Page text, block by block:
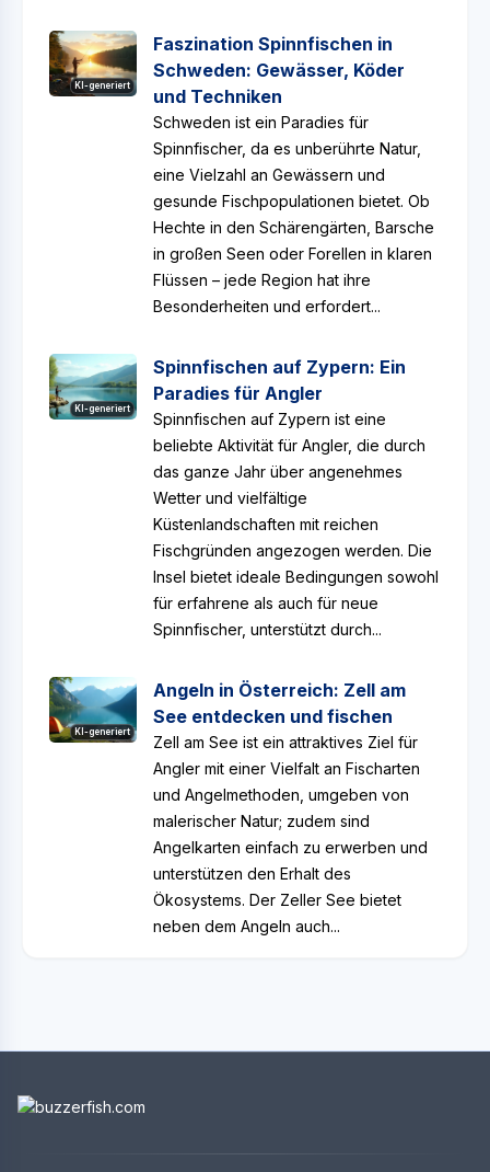
KI-generiert
Faszination Spinnfischen in
Schweden: Gewässer, Köder
und Techniken
Schweden ist ein Paradies für
Spinnfischer, da es unberührte Natur,
eine Vielzahl an Gewässern und
gesunde Fischpopulationen bietet. Ob
Hechte in den Schärengärten, Barsche
in großen Seen oder Forellen in klaren
Flüssen – jede Region hat ihre
Besonderheiten und erfordert...
KI-generiert
Spinnfischen auf Zypern: Ein
Paradies für Angler
Spinnfischen auf Zypern ist eine
beliebte Aktivität für Angler, die durch
das ganze Jahr über angenehmes
Wetter und vielfältige
Küstenlandschaften mit reichen
Fischgründen angezogen werden. Die
Insel bietet ideale Bedingungen sowohl
für erfahrene als auch für neue
Spinnfischer, unterstützt durch...
KI-generiert
Angeln in Österreich: Zell am
See entdecken und fischen
Zell am See ist ein attraktives Ziel für
Angler mit einer Vielfalt an Fischarten
und Angelmethoden, umgeben von
malerischer Natur; zudem sind
Angelkarten einfach zu erwerben und
unterstützen den Erhalt des
Ökosystems. Der Zeller See bietet
neben dem Angeln auch...